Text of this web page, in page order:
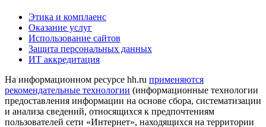
Этика и комплаенс
Оказание услуг
Использование сайтов
Защита персональных данных
ИТ аккредитация
На информационном ресурсе hh.ru применяются
рекомендательные технологии (информационные технологии
предоставления информации на основе сбора, систематизации
и анализа сведений, относящихся к предпочтениям
пользователей сети «Интернет», находящихся на территории